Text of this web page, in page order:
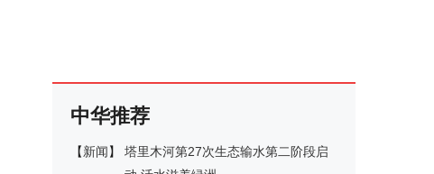
中华推荐
【新闻】
塔里木河第27次生态输水第二阶段启